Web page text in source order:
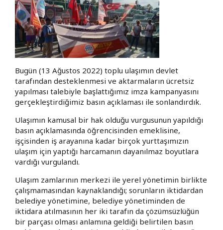
Bugün (13 Ağustos 2022) toplu ulaşımın devlet
tarafından desteklenmesi ve aktarmaların ücretsiz
yapılması talebiyle başlattığımız imza kampanyasını
gerçekleştirdiğimiz basın açıklaması ile sonlandırdık.
Ulaşımın kamusal bir hak olduğu vurgusunun yapıldığı
basın açıklamasında öğrencisinden emeklisine,
işçisinden iş arayanına kadar birçok yurttaşımızın
ulaşım için yaptığı harcamanın dayanılmaz boyutlara
vardığı vurgulandı.
Ulaşım zamlarının merkezi ile yerel yönetimin birlikte
çalışmamasından kaynaklandığı; sorunların iktidardan
belediye yönetimine, belediye yönetiminden de
iktidara atılmasının her iki tarafın da çözümsüzlüğün
bir parçası olması anlamına geldiği belirtilen basın